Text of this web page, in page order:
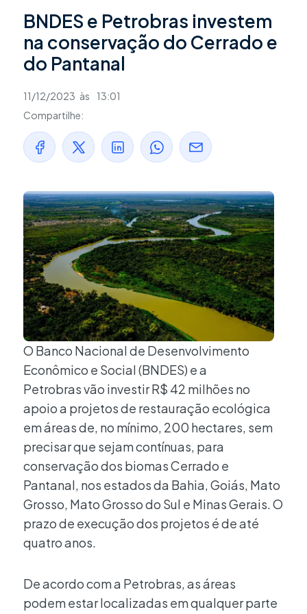
BNDES e Petrobras investem
na conservação do Cerrado e
do Pantanal
11/12/2023 às
13:01
Compartilhe:
O Banco Nacional de Desenvolvimento
Econômico e Social (BNDES) e a
Petrobras vão investir R$ 42 milhões no
apoio a projetos de restauração ecológica
em áreas de, no mínimo, 200 hectares, sem
precisar que sejam contínuas, para
conservação dos biomas Cerrado e
Pantanal, nos estados da Bahia, Goiás, Mato
Grosso, Mato Grosso do Sul e Minas Gerais. O
prazo de execução dos projetos é de até
quatro anos.
De acordo com a Petrobras, as áreas
podem estar localizadas em qualquer parte